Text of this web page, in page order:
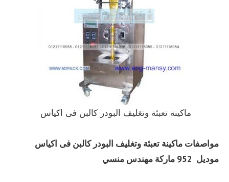
ماكينة تعبئة وتغليف البودر كالبن فى اكياس
مواصفات ماكينة تعبئة وتغليف البودر كالبن فى اكياس
موديل 952 ماركة مهندس منسي